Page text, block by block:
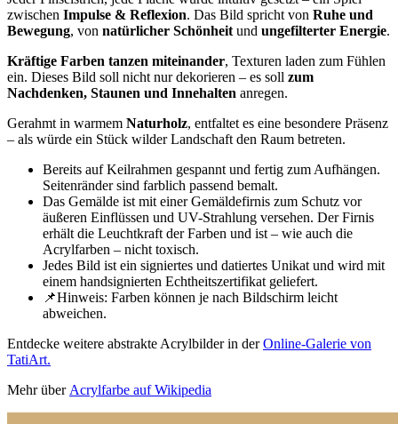
zwischen Impulse & Reflexion. Das Bild spricht von Ruhe und
Bewegung, von natürlicher Schönheit und ungefilterter Energie.
Kräftige Farben tanzen miteinander, Texturen laden zum Fühlen
ein. Dieses Bild soll nicht nur dekorieren – es soll zum
Nachdenken, Staunen und Innehalten anregen.
Gerahmt in warmem Naturholz, entfaltet es eine besondere Präsenz
– als würde ein Stück wilder Landschaft den Raum betreten.
Bereits auf Keilrahmen gespannt und fertig zum Aufhängen.
Seitenränder sind farblich passend bemalt.
Das Gemälde ist mit einer Gemäldefirnis zum Schutz vor
äußeren Einflüssen und UV-Strahlung versehen. Der Firnis
erhält die Leuchtkraft der Farben und ist – wie auch die
Acrylfarben – nicht toxisch.
Jedes Bild ist ein signiertes und datiertes Unikat und wird mit
einem handsignierten Echtheitszertifikat geliefert.
📌Hinweis: Farben können je nach Bildschirm leicht
abweichen.
Entdecke weitere abstrakte Acrylbilder in derOnline-Galerie von
TatiArt.
Mehr über Acrylfarbe auf Wikipedia